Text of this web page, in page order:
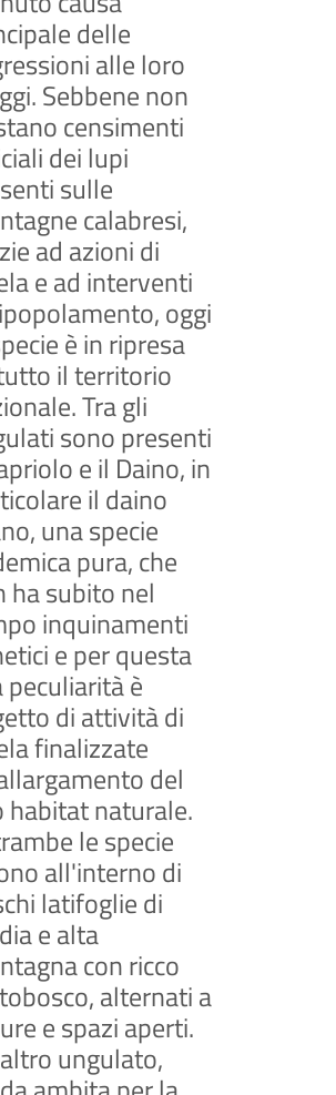
delle
alle loro
Sebbene non
censimenti
dei lupi
sulle
calabresi,
ad azioni di
e ad interventi
oggi
è in ripresa
il territorio
Tra gli
sono presenti
e il Daino, in
il daino
una specie
pura, che
ha subito nel
inquinamenti
e per questa
peculiarità è
di attività di
finalizzate
del
habitat naturale.
le specie
all'interno di
latifoglie di
e alta
con ricco
alternati a
e spazi aperti.
ungulato,